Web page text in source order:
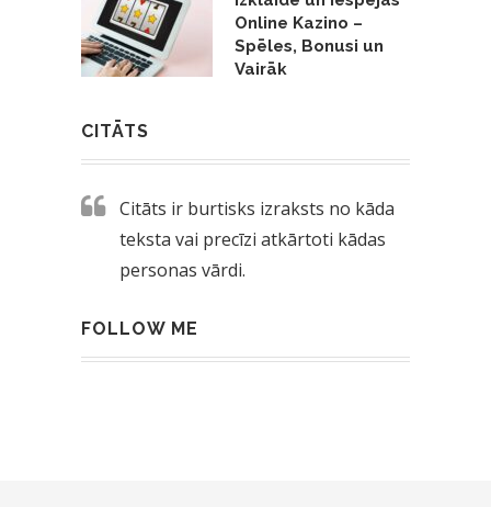
Online Kazino –
Spēles, Bonusi un
Vairāk
CITĀTS
Citāts ir burtisks izraksts no kāda
teksta vai precīzi atkārtoti kādas
personas vārdi.
FOLLOW ME